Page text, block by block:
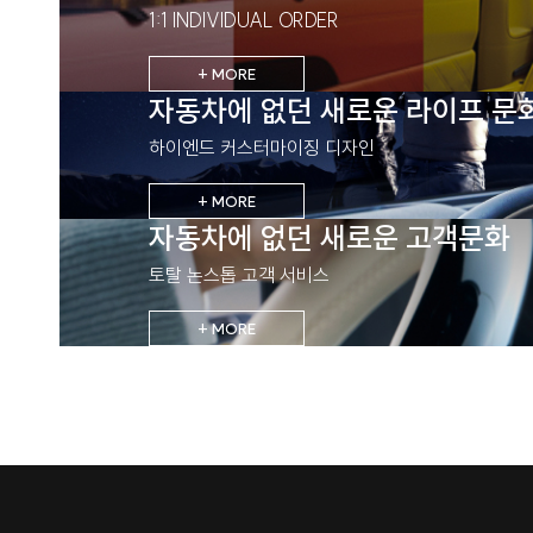
1:1 INDIVIDUAL ORDER
+ MORE
자동차에 없던 새로운 라이프 문
하이엔드 커스터마이징 디자인
+ MORE
자동차에 없던 새로운 고객문화
토탈 논스톱 고객 서비스
+ MORE